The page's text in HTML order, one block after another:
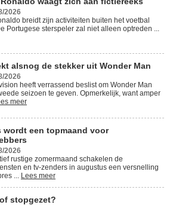
2026
breidt zijn activiteiten buiten het voetbal
Portugese sterspeler zal niet alleen optreden ...
alsnog de stekker uit Wonder Man
2026
heeft verrassend beslist om Wonder Man
seizoen te geven. Opmerkelijk, want amper
meer
wordt een topmaand voor
2026
rustige zomermaand schakelen de
en tv-zenders in augustus een versnelling
... Lees meer
stopgezet?